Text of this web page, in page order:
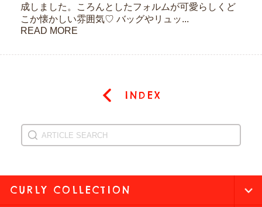
成しました。ころんとしたフォルムが可愛らしくど
こか懐かしい雰囲気♡ バッグやリュッ...
READ MORE
INDEX
CURLY COLLECTION